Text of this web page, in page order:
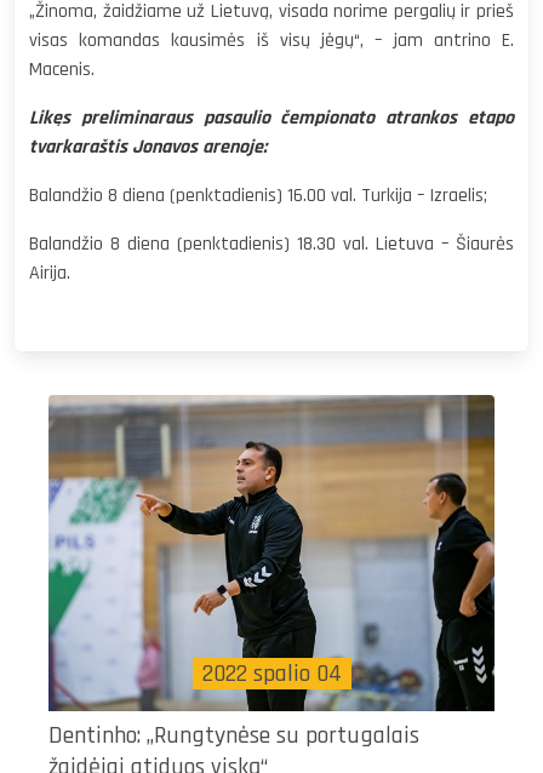
„Žinoma, žaidžiame už Lietuvą, visada norime pergalių ir prieš
visas komandas kausimės iš visų jėgų“, – jam antrino E.
Macenis.
Likęs preliminaraus pasaulio čempionato atrankos etapo
tvarkaraštis Jonavos arenoje:
Balandžio 8 diena (penktadienis) 16.00 val. Turkija – Izraelis;
Balandžio 8 diena (penktadienis) 18.30 val. Lietuva – Šiaurės
Airija.
2022 spalio 04
Dentinho: „Rungtynėse su portugalais